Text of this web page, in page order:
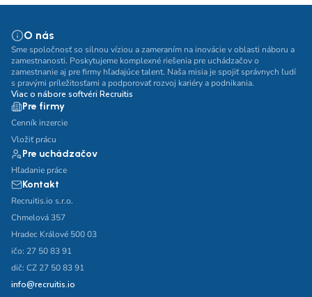
O nás
Sme spoločnosť so silnou víziou a zameraním na inovácie v oblasti náboru a
zamestnanosti. Poskytujeme komplexné riešenia pre uchádzačov o
zamestnanie aj pre firmy hľadajúce talent. Naša misia je spojiť správnych ľudí
s pravými príležitosťami a podporovať rozvoj kariéry a podnikania.
Viac o nábore softvéri Recruitis
Pre firmy
Cenník inzercie
Vložiť prácu
Pre uchádzačov
Hľadanie práce
Kontakt
Recruitis.io s.r.o.
Chmelová 357
Hradec Králové 500 03
ičo: 27 50 83 91
dič: CZ 27 50 83 91
info@recruitis.io